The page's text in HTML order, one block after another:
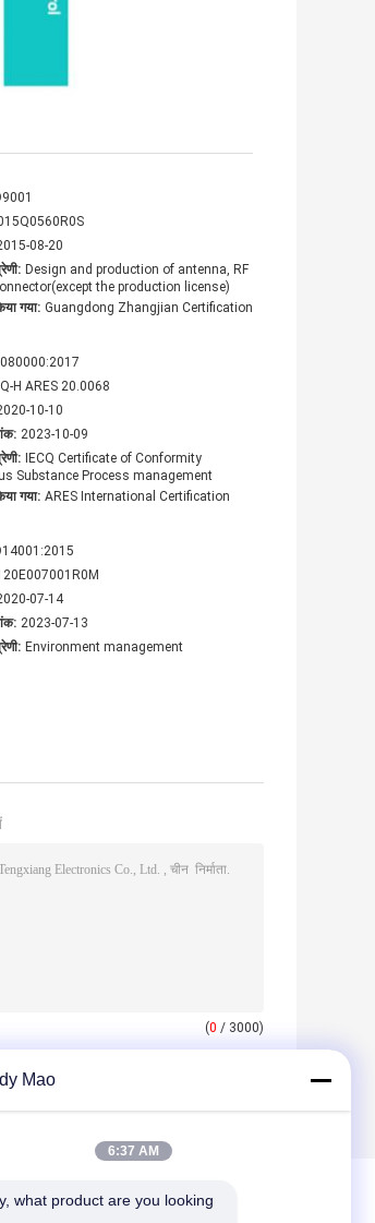
08-20
Design and production of antenna, RF
the production license)
गया: Guangdong Zhangjian Certification
H ARES 20.0068
10-10
2023-10-09
IECQ Certificate of Conformity
Substance Process management
गया: ARES International Certification
07-14
2023-07-13
Environment management
(0 / 3000)
Mao
6:37 AM
what product are you looking